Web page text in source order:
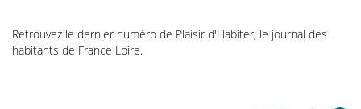
Retrouvez le dernier numéro de Plaisir d'Habiter, le journal des
habitants de France Loire.